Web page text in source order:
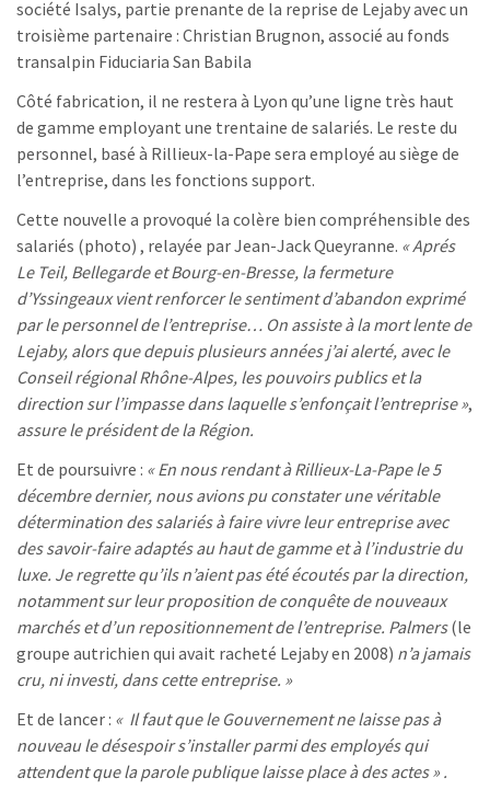
société Isalys, partie prenante de la reprise de Lejaby avec un
troisième partenaire : Christian Brugnon, associé au fonds
transalpin Fiduciaria San Babila
Côté fabrication, il ne restera à Lyon qu’une ligne très haut
de gamme employant une trentaine de salariés. Le reste du
personnel, basé à Rillieux-la-Pape sera employé au siège de
l’entreprise, dans les fonctions support.
Cette nouvelle a provoqué la colère bien compréhensible des
salariés (photo) , relayée par Jean-Jack Queyranne. « Aprés
Le Teil, Bellegarde et Bourg-en-Bresse, la fermeture
d’Yssingeaux vient renforcer le sentiment d’abandon exprimé
par le personnel de l’entreprise… On assiste à la mort lente de
Lejaby, alors que depuis plusieurs années j’ai alerté, avec le
Conseil régional Rhône-Alpes, les pouvoirs publics et la
direction sur l’impasse dans laquelle s’enfonçait l’entreprise »,
assure le président de la Région.
Et de poursuivre : « En nous rendant àRillieux-La-Papele 5
décembre dernier, nous avions pu constater une véritable
détermination des salariés à faire vivre leur entreprise avec
des savoir-faire adaptés au haut de gamme et à l’industrie du
luxe. Je regrette qu’ils n’aient pas été écoutés par la direction,
notamment sur leur proposition de conquête de nouveaux
marchés et d’un repositionnement de l’entreprise. Palmers(le
groupe autrichien qui avait racheté Lejaby en 2008) n’a jamais
cru, ni investi, dans cette entreprise. »
Et de lancer : « Il faut que le Gouvernement ne laisse pas à
nouveau le désespoir s’installer parmi des employés qui
attendent que la parole publique laisse place à des actes » .